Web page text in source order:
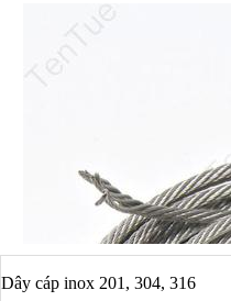
Dây cáp inox 201, 304, 316